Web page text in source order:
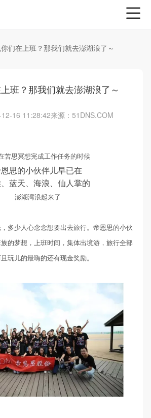
们在上班？那我们就去澎湖浪了～
班？那我们就去澎湖浪了～
16 11:28:42来源：51DNS.COM
苦思冥想完成工作任务的时候
思的小伙伴儿早已在
蓝天、海浪、仙人掌的
澎湖湾浪起来了
多少人心念念想要出去旅行。帝恩思的小伙
的梦想，上班时间，集体出境游，旅行全部
玩儿的最嗨的还有现金奖励。